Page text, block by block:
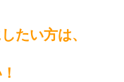
たい方は、